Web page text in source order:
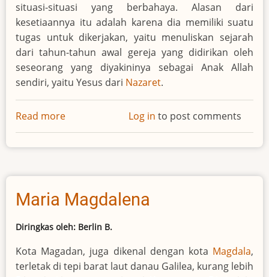
situasi-situasi yang berbahaya. Alasan dari
kesetiaannya itu adalah karena dia memiliki suatu
tugas untuk dikerjakan, yaitu menuliskan sejarah
dari tahun-tahun awal gereja yang didirikan oleh
seseorang yang diyakininya sebagai Anak Allah
sendiri, yaitu Yesus dari Nazaret.
Read more
Lukas
Log in to post comments
Maria Magdalena
Diringkas oleh: Berlin B.
Kota Magadan, juga dikenal dengan kota Magdala,
terletak di tepi barat laut danau Galilea, kurang lebih